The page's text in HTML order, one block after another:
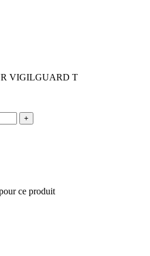
VIGILGUARD T
+
ce produit